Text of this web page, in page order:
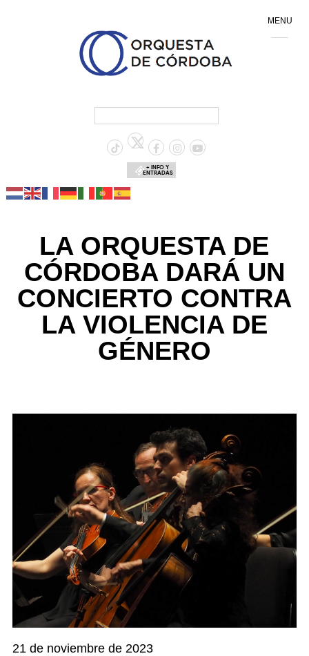
+ INFO Y
ENTRADAS
LA ORQUESTA DE
CÓRDOBA DARÁ UN
CONCIERTO CONTRA
LA VIOLENCIA DE
GÉNERO
21 de noviembre de 2023
MENU